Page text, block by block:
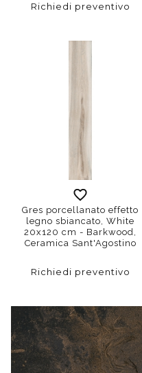
Richiedi preventivo
Gres porcellanato effetto
legno sbiancato, White
20x120 cm - Barkwood,
Ceramica Sant'Agostino
Richiedi preventivo